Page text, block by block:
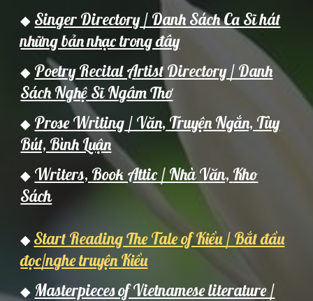
◆ Singer Directory / Danh Sách Ca Sĩ hát
những bản nhạc trong đây
◆ Poetry Recital Artist Directory / Danh
Sách Nghệ Sĩ Ngâm Thơ
◆ Prose Writing / Văn, Truyện Ngắn, Tùy
Bút, Bình Luận
◆ Writers, Book Attic / Nhà Văn, Kho
Sách
◆ Start Reading The Tale of Kiều / Bắt đầu
đọc/nghe truyện Kiều
◆ Masterpieces of Vietnamese literature /